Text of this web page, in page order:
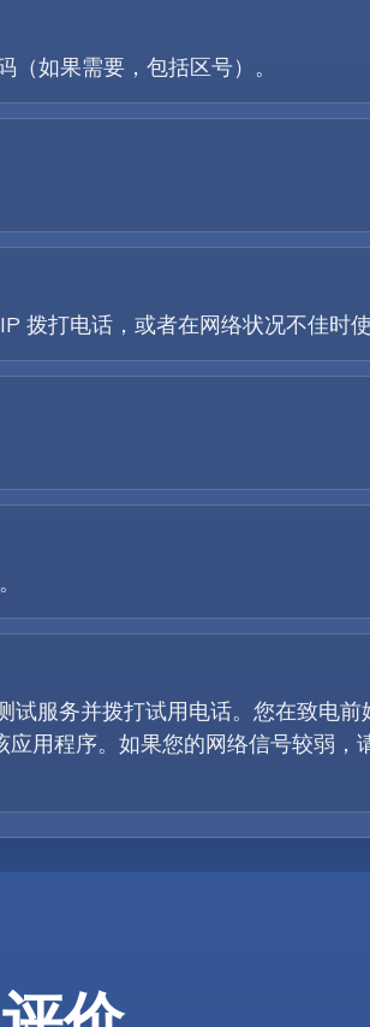
如果需要，包括区号）。
拨打电话，或者在网络状况不佳时使
服务并拨打试用电话。您在致电前
用程序。如果您的网络信号较弱，